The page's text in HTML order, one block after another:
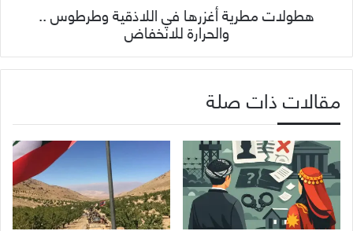
هطولات مطرية أغزرها في اللاذقية وطرطوس ..
والحرارة للانخفاض
مقالات ذات صلة